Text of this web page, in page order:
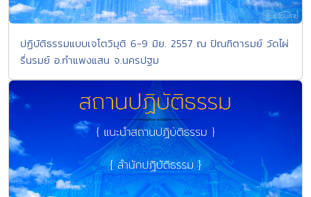
ปฏิบัติธรรมแบบเจโตวิมุติ 6-9 มิย. 2557 ณ ปัณฑิตารมย์ วัดไผ่
รื่นรมย์ อ.กำแพงแสน จ.นครปฐม